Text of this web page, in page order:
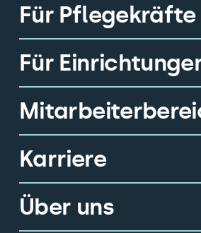
Für Pflegekräfte
Für
Karriere
Über uns